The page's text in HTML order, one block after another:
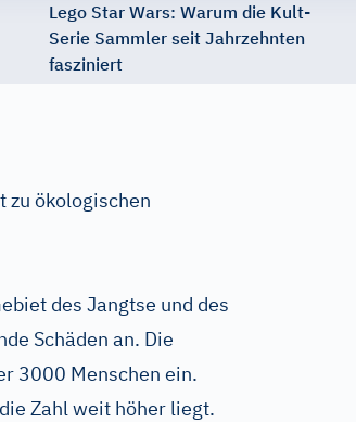
Lego Star Wars: Warum die Kult-
Serie Sammler seit Jahrzehnten
fasziniert
ökologischen
des Jangtse und des
Schäden an. Die
3000 Menschen ein.
Zahl weit höher liegt.